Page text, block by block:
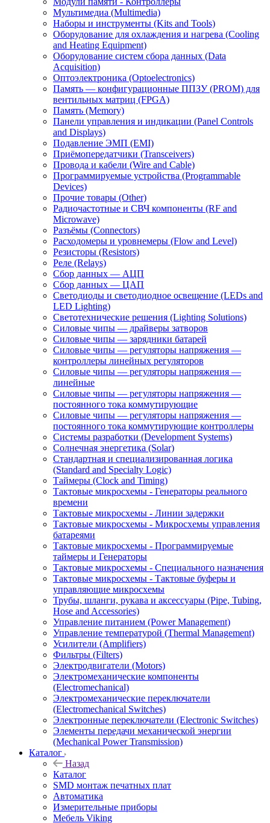
Мультимедиа (Multimedia)
Наборы и инструменты (Kits and Tools)
Оборудование для охлаждения и нагрева (Cooling
and Heating Equipment)
Оборудование систем сбора данных (Data
Acquisition)
Оптоэлектроника (Optoelectronics)
Память — конфигурационные ППЗУ (PROM) для
вентильных матриц (FPGA)
Память (Memory)
Панели управления и индикации (Panel Controls
and Displays)
Подавление ЭМП (EMI)
Приёмопередатчики (Transceivers)
Провода и кабели (Wire and Cable)
Программируемые устройства (Programmable
Devices)
Прочие товары (Other)
Радиочастотные и СВЧ компоненты (RF and
Microwave)
Разъёмы (Connectors)
Расходомеры и уровнемеры (Flow and Level)
Резисторы (Resistors)
Реле (Relays)
Сбор данных — АЦП
Сбор данных — ЦАП
Светодиоды и светодиодное освещение (LEDs and
LED Lighting)
Светотехнические решения (Lighting Solutions)
Силовые чипы — драйверы затворов
Силовые чипы — зарядники батарей
Силовые чипы — регуляторы напряжения —
контроллеры линейных регуляторов
Силовые чипы — регуляторы напряжения —
линейные
Силовые чипы — регуляторы напряжения —
постоянного тока коммутирующие
Силовые чипы — регуляторы напряжения —
постоянного тока коммутирующие контроллеры
Системы разработки (Development Systems)
Солнечная энергетика (Solar)
Стандартная и специализированная логика
(Standard and Specialty Logic)
Таймеры (Clock and Timing)
Тактовые микросхемы - Генераторы реального
времени
Тактовые микросхемы - Линии задержки
Тактовые микросхемы - Микросхемы управления
батареями
Тактовые микросхемы - Программируемые
таймеры и Генераторы
Тактовые микросхемы - Специального назначения
Тактовые микросхемы - Тактовые буферы и
управляющие микросхемы
Трубы, шланги, рукава и аксессуары (Pipe, Tubing,
Hose and Accessories)
Управление питанием (Power Management)
Управление температурой (Thermal Management)
Усилители (Amplifiers)
Фильтры (Filters)
Электродвигатели (Motors)
Электромеханические компоненты
(Electromechanical)
Электромеханические переключатели
(Electromechanical Switches)
Электронные переключатели (Electronic Switches)
Элементы передачи механической энергии
(Mechanical Power Transmission)
Каталог
Назад
Каталог
SMD монтаж печатных плат
Автоматика
Измерительные приборы
Мебель Viking